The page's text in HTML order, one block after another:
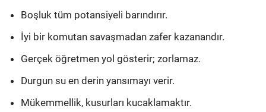
Boşluk tüm potansiyeli barındırır.
İyi bir komutan savaşmadan zafer kazanandır.
Gerçek öğretmen yol gösterir; zorlamaz.
Durgun su en derin yansımayı verir.
Mükemmellik, kusurları kucaklamaktır.